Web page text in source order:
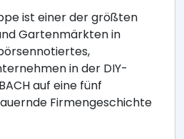
ist einer der größten
Gartenmärkten in
in der DIY-
auf eine fünf
Firmengeschichte